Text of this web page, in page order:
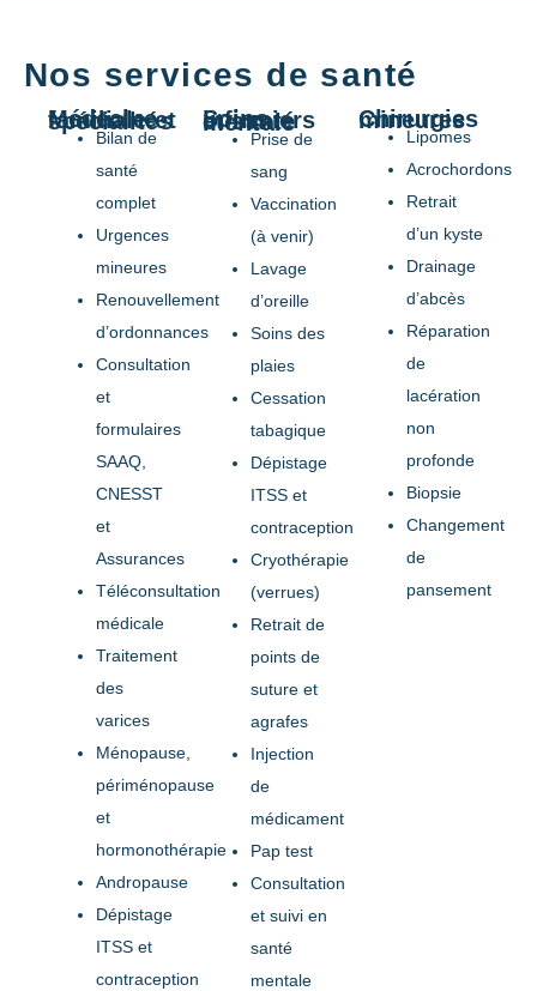
Nos services de santé
Médecine familiale et spécialités
Bilan de
santé
complet
Urgences
mineures
Renouvellement
d’ordonnances
Consultation
et
formulaires
SAAQ,
CNESST
et
Assurances
Téléconsultation
médicale
Traitement
des
varices
Ménopause,
périménopause
et
hormonothérapie
Andropause
Dépistage
ITSS et
contraception
Soins infirmiers et santé mentale
Prise de
sang
Vaccination
(à venir)
Lavage
d’oreille
Soins des
plaies
Cessation
tabagique
Dépistage
ITSS et
contraception
Cryothérapie
(verrues)
Retrait de
points de
suture et
agrafes
Injection
de
médicament
Pap test
Consultation
et suivi en
santé
mentale
Chirurgies mineures
Lipomes
Acrochordons
Retrait
d’un kyste
Drainage
d’abcès
Réparation
de
lacération
non
profonde
Biopsie
Changement
de
pansement